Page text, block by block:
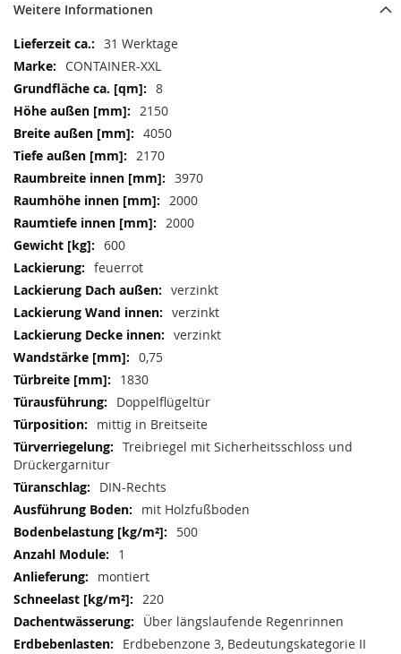
Weitere Informationen
Weitere
Informationen
31 Werktage
CONTAINER-XXL
8
2150
4050
2170
3970
2000
2000
600
feuerrot
verzinkt
verzinkt
verzinkt
0,75
1830
Doppelflügeltür
mittig in Breitseite
Treibriegel mit Sicherheitsschloss und
Drückergarnitur
DIN-Rechts
mit Holzfußboden
500
1
montiert
220
Über längslaufende Regenrinnen
Erdbebenzone 3, Bedeutungskategorie II